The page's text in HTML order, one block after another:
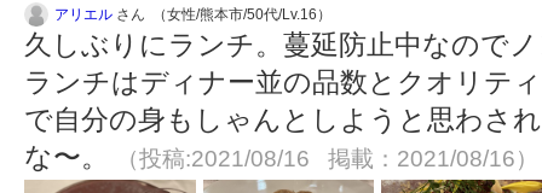
アリエル さん （女性/熊本市/50代/Lv.16）
久しぶりにランチ。蔓延防止中なので
ランチはディナー並の品数とクオリテ
で自分の身もしゃんとしようと思わさ
な〜。
（投稿:2021/08/16 掲載：2021/08/16）